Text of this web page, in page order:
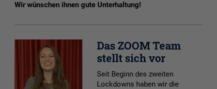
Wir wünschen ihnen gute Unterhaltung!
Das ZOOM Team
stellt sich vor
Seit Beginn des zweiten
Lockdowns haben wir die